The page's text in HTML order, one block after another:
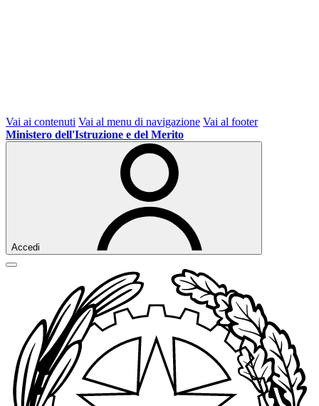
Vai ai contenuti Vai al menu di navigazione Vai al footer
Ministero dell'Istruzione e del Merito
Accedi